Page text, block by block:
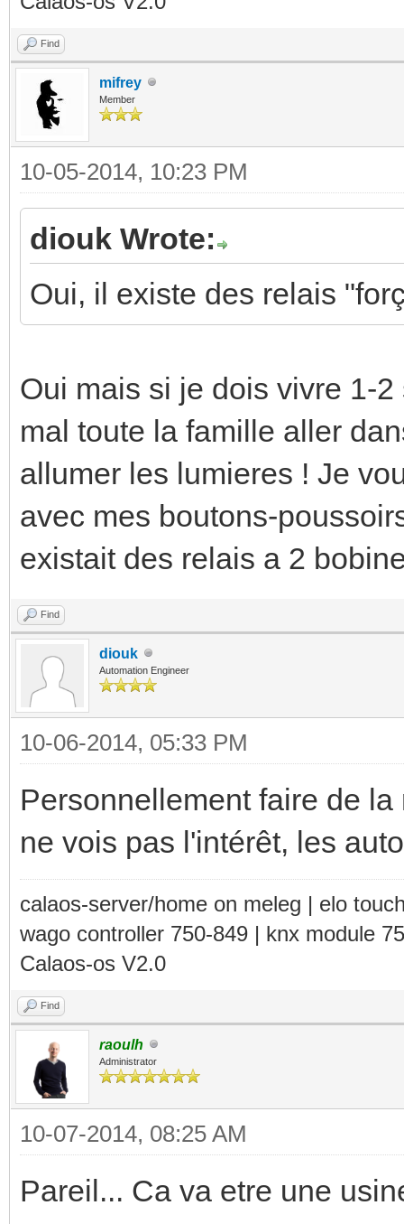
Find
mifrey
Member
10-05-2014, 10:23 PM
diouk Wrote:
Oui, il existe des relais
Oui mais si je dois vivre 1-
mal toute la famille aller
allumer les lumieres ! Je
avec mes boutons-
existait des relais a 2
Find
diouk
Automation Engineer
10-06-2014, 05:33 PM
Personnellement faire de
ne vois pas l'intérêt, les
calaos-server/home on meleg | elo
wago controller 750-849 | knx module
Calaos-os V2.0
Find
raoulh
Administrator
10-07-2014, 08:25 AM
Pareil... Ca va etre une